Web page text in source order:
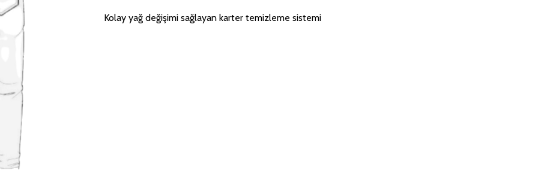
Kolay yağ değişimi sağlayan karter temizleme sistemi